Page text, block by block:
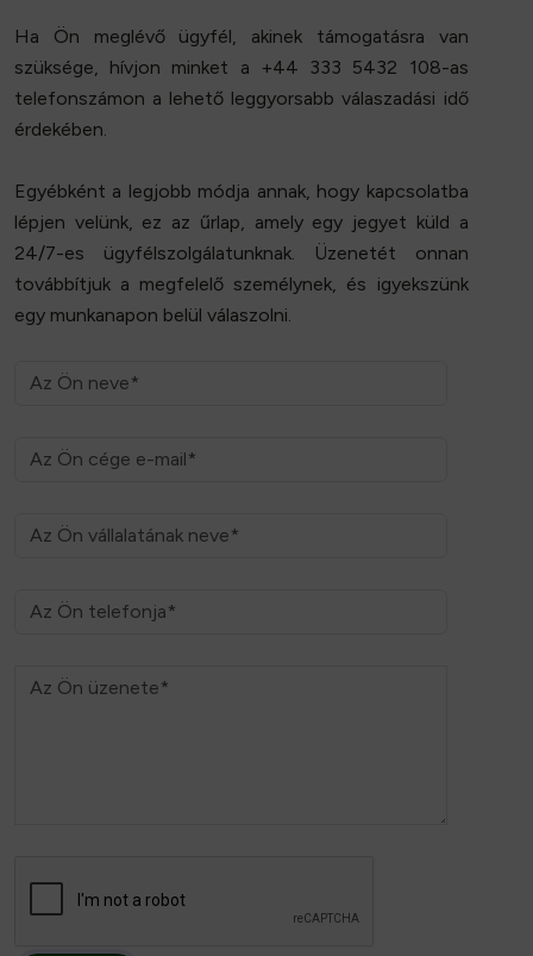
Ha Ön meglévő ügyfél, akinek támogatásra van
szüksége, hívjon minket a +44 333 5432 108-as
telefonszámon a lehető leggyorsabb válaszadási idő
érdekében.
Egyébként a legjobb módja annak, hogy kapcsolatba
lépjen velünk, ez az űrlap, amely egy jegyet küld a
24/7-es ügyfélszolgálatunknak. Üzenetét onnan
továbbítjuk a megfelelő személynek, és igyekszünk
egy munkanapon belül válaszolni.